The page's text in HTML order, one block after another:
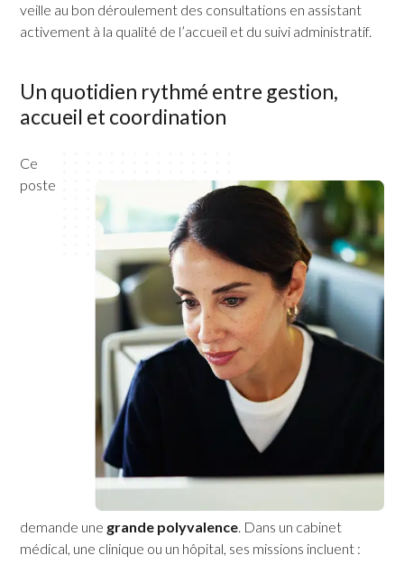
veille au bon déroulement des consultations en assistant
activement à la qualité de l’accueil et du suivi administratif.
Un quotidien rythmé entre gestion,
accueil et coordination
Ce
poste
demande une grande polyvalence. Dans un cabinet
médical, une clinique ou un hôpital, ses missions incluent :